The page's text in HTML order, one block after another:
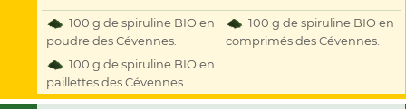
100 g de spiruline BIO en
poudre des Cévennes.
100 g de spiruline BIO en
comprimés des Cévennes.
100 g de spiruline BIO en
paillettes des Cévennes.